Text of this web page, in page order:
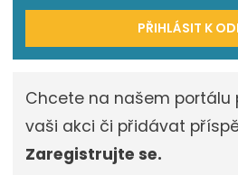
PŘIHLÁSIT K
Chcete na našem portálu
vaši akci či přidávat
Zaregistrujte se.